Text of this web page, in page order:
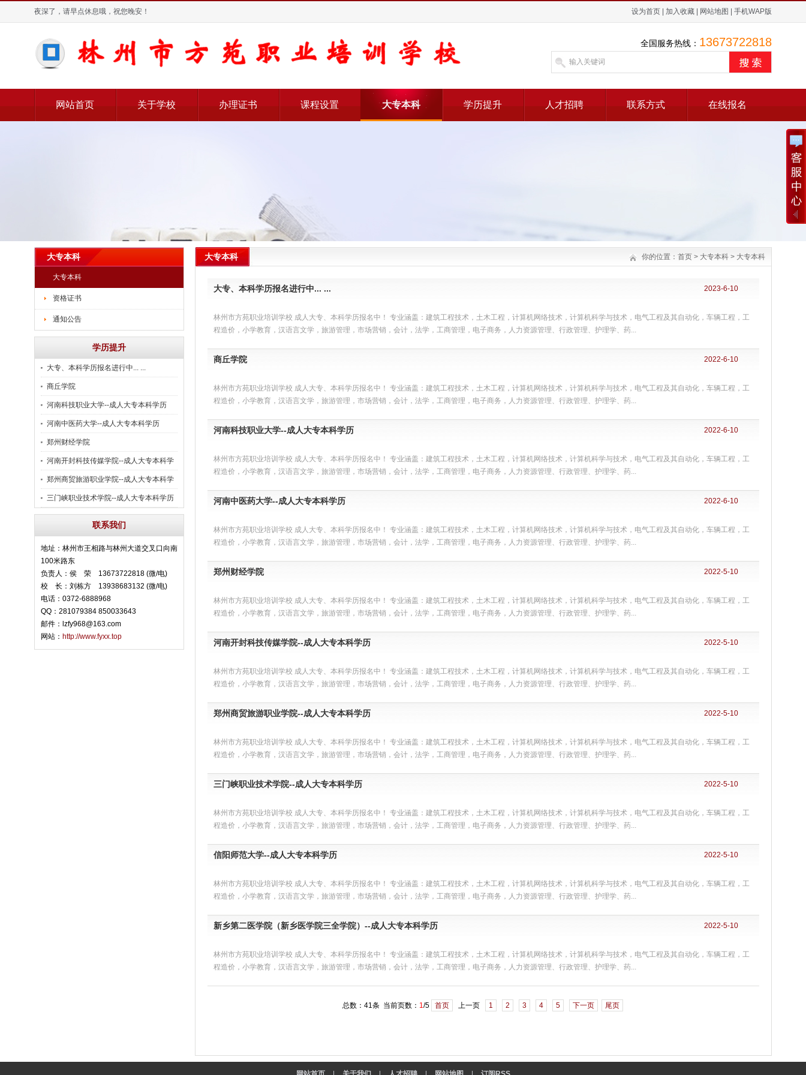
夜深了，请早点休息哦，祝您晚安！ 设为首页 加入收藏 网站地图 手机WAP版
全国服务热线： 13673722818
网站首页 关于学校 办理证书 课程设置 大专本科 学历提升 人才招聘 联系方式 在线报名
1
大专本科
大专本科
资格证书
通知公告
学历提升
大专、本科学历报名进行中... ...
商丘学院
河南科技职业大学--成人大专本科学历
河南中医药大学--成人大专本科学历
郑州财经学院
河南开封科技传媒学院--成人大专本科学
历
郑州商贸旅游职业学院--成人大专本科学
历
三门峡职业技术学院--成人大专本科学历
联系我们
地址：林州市王相路与林州大道交叉口向南
100米路东
负责人：侯 荣 13673722818 (微/电)
校 长：刘栋方 13938683132 (微/电)
电话：0372-6888968
QQ：281079384 850033643
邮件：lzfy968@163.com
网站： http://www.fyxx.top
大专本科 你的位置： 首页 > 大专本科 > 大专本科
大专、本科学历报名进行中... ... 2023-6-10
林州市方苑职业培训学校 成人大专、本科学历报名中！ 专业涵盖：建筑工程技术，土木工程，计算机网络技术，计算机科学与技术，电气工程及其自动化，车辆工程，工
程造价，小学教育，汉语言文学，旅游管理，市场营销，会计，法学，工商管理，电子商务，人力资源管理、行政管理、护理学、药...
商丘学院 2022-6-10
林州市方苑职业培训学校 成人大专、本科学历报名中！ 专业涵盖：建筑工程技术，土木工程，计算机网络技术，计算机科学与技术，电气工程及其自动化，车辆工程，工
程造价，小学教育，汉语言文学，旅游管理，市场营销，会计，法学，工商管理，电子商务，人力资源管理、行政管理、护理学、药...
河南科技职业大学--成人大专本科学历 2022-6-10
林州市方苑职业培训学校 成人大专、本科学历报名中！ 专业涵盖：建筑工程技术，土木工程，计算机网络技术，计算机科学与技术，电气工程及其自动化，车辆工程，工
程造价，小学教育，汉语言文学，旅游管理，市场营销，会计，法学，工商管理，电子商务，人力资源管理、行政管理、护理学、药...
河南中医药大学--成人大专本科学历 2022-6-10
林州市方苑职业培训学校 成人大专、本科学历报名中！ 专业涵盖：建筑工程技术，土木工程，计算机网络技术，计算机科学与技术，电气工程及其自动化，车辆工程，工
程造价，小学教育，汉语言文学，旅游管理，市场营销，会计，法学，工商管理，电子商务，人力资源管理、行政管理、护理学、药...
郑州财经学院 2022-5-10
林州市方苑职业培训学校 成人大专、本科学历报名中！ 专业涵盖：建筑工程技术，土木工程，计算机网络技术，计算机科学与技术，电气工程及其自动化，车辆工程，工
程造价，小学教育，汉语言文学，旅游管理，市场营销，会计，法学，工商管理，电子商务，人力资源管理、行政管理、护理学、药...
河南开封科技传媒学院--成人大专本科学历 2022-5-10
林州市方苑职业培训学校 成人大专、本科学历报名中！ 专业涵盖：建筑工程技术，土木工程，计算机网络技术，计算机科学与技术，电气工程及其自动化，车辆工程，工
程造价，小学教育，汉语言文学，旅游管理，市场营销，会计，法学，工商管理，电子商务，人力资源管理、行政管理、护理学、药...
郑州商贸旅游职业学院--成人大专本科学历 2022-5-10
林州市方苑职业培训学校 成人大专、本科学历报名中！ 专业涵盖：建筑工程技术，土木工程，计算机网络技术，计算机科学与技术，电气工程及其自动化，车辆工程，工
程造价，小学教育，汉语言文学，旅游管理，市场营销，会计，法学，工商管理，电子商务，人力资源管理、行政管理、护理学、药...
三门峡职业技术学院--成人大专本科学历 2022-5-10
林州市方苑职业培训学校 成人大专、本科学历报名中！ 专业涵盖：建筑工程技术，土木工程，计算机网络技术，计算机科学与技术，电气工程及其自动化，车辆工程，工
程造价，小学教育，汉语言文学，旅游管理，市场营销，会计，法学，工商管理，电子商务，人力资源管理、行政管理、护理学、药...
信阳师范大学--成人大专本科学历 2022-5-10
林州市方苑职业培训学校 成人大专、本科学历报名中！ 专业涵盖：建筑工程技术，土木工程，计算机网络技术，计算机科学与技术，电气工程及其自动化，车辆工程，工
程造价，小学教育，汉语言文学，旅游管理，市场营销，会计，法学，工商管理，电子商务，人力资源管理、行政管理、护理学、药...
新乡第二医学院（新乡医学院三全学院）--成人大专本科学历 2022-5-10
林州市方苑职业培训学校 成人大专、本科学历报名中！ 专业涵盖：建筑工程技术，土木工程，计算机网络技术，计算机科学与技术，电气工程及其自动化，车辆工程，工
程造价，小学教育，汉语言文学，旅游管理，市场营销，会计，法学，工商管理，电子商务，人力资源管理、行政管理、护理学、药...
总数：41条 当前页数： 1/5 首页 上一页 1 2 3 4 5 下一页 尾页